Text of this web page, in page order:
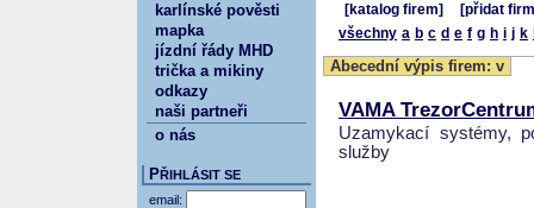
[katalog firem]
[přidat
všechny a b c d e f g h i j k
Abecední výpis firem: v
VAMA
Uzamykací systémy,
služby
karlínské pověsti
mapka
jízdní řády MHD
trička a mikiny
odkazy
naši partneři
o nás
PŘIHLÁSIT SE
email: